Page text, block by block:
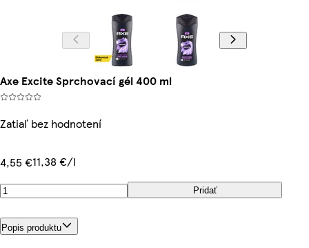
Axe Excite Sprchovací gél 400 ml
Zatiaľ bez hodnotení
4,55 €11,38 €/l
Pridať
Popis produktu